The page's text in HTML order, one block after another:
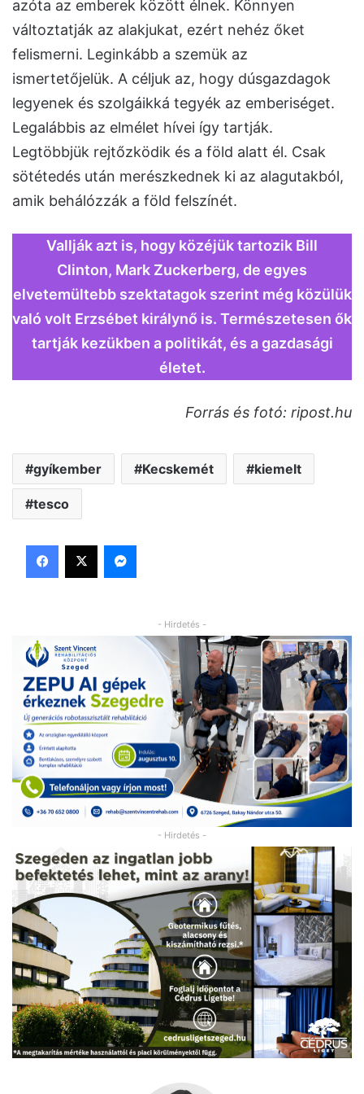
azóta az emberek között élnek. Könnyen
változtatják az alakjukat, ezért nehéz őket
felismerni. Leginkább a szemük az
ismertetőjelük. A céljuk az, hogy dúsgazdagok
legyenek és szolgáikká tegyék az emberiséget.
Legalábbis az elmélet hívei így tartják.
Legtöbbjük rejtőzködik és a föld alatt él. Csak
sötétedés után merészkednek ki az alagutakból,
amik behálózzák a föld felszínét.
Vallják azt is, hogy közéjük tartozik Bill
Clinton, Mark Zuckerberg, de egyes
elvetemültebb szektatagok szerint még közülük
való volt Erzsébet királynő is. Természetesen ők
tartják kezükben a politikát, és a gazdasági
életet.
Forrás és fotó: ripost.hu
gyíkember Kecskemét kiemelt
tesco
Facebook
X Messenger
- Hirdetés -
- Hirdetés -